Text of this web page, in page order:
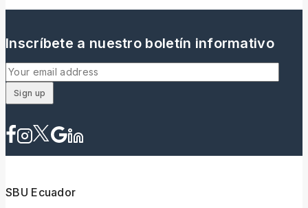
Inscríbete a nuestro boletín informativo
SBU Ecuador